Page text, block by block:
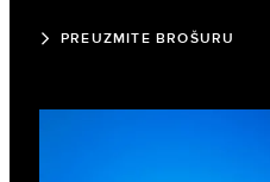
PREUZMITE BROŠURU